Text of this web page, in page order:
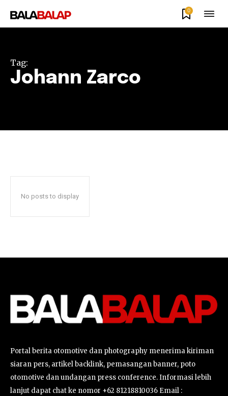
0
Tag:
Johann Zarco
No posts to display
Portal berita otomotive dan photography menerima kiriman
siaran pers, artikel backlink, pemasangan banner, poto
otomotive dan undangan press conference. Informasi lebih
lanjut dapat chat ke nomor +62 81218810036 Email :